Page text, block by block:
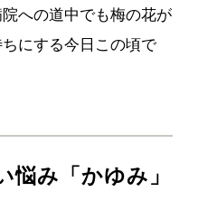
への道中でも梅の花が
にする今日この頃で
悩み「かゆみ」